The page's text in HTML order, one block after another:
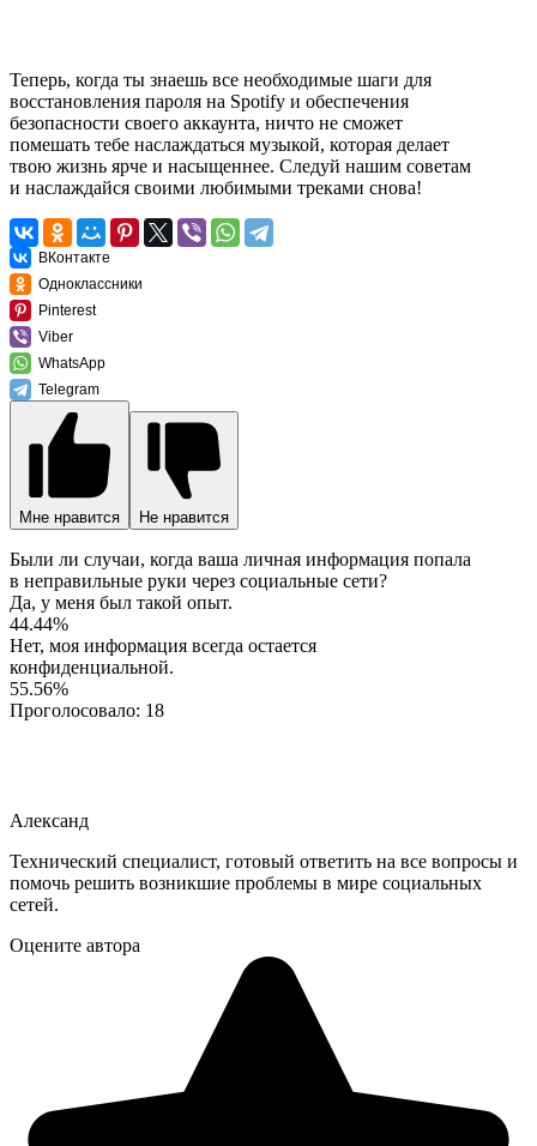
Теперь, когда ты знаешь все необходимые шаги для
восстановления пароля на Spotify и обеспечения
безопасности своего аккаунта, ничто не сможет
помешать тебе наслаждаться музыкой, которая делает
твою жизнь ярче и насыщеннее. Следуй нашим советам
и наслаждайся своими любимыми треками снова!
ВКонтакте
Одноклассники
Pinterest
Viber
WhatsApp
Telegram
Мне нравится Не нравится
Были ли случаи, когда ваша личная информация попала
в неправильные руки через социальные сети?
Да, у меня был такой опыт.
44.44%
Нет, моя информация всегда остается
конфиденциальной.
55.56%
Проголосовало: 18
Александ
Технический специалист, готовый ответить на все вопросы и
помочь решить возникшие проблемы в мире социальных
сетей.
Оцените автора